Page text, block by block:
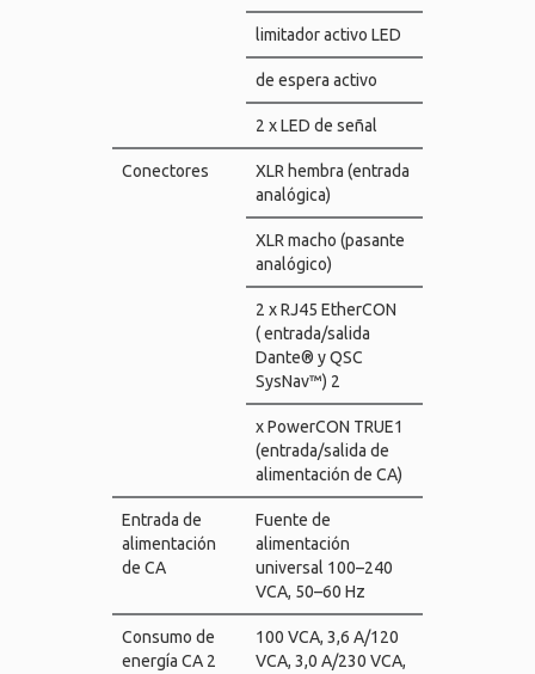
limitador activo LED
de espera activo
2 x LED de señal
Conectores
XLR hembra (entrada
analógica)
XLR macho (pasante
analógico)
2 x RJ45 EtherCON
( entrada/salida
Dante® y QSC
SysNav™) 2
x PowerCON TRUE1
(entrada/salida de
alimentación de CA)
Entrada de
alimentación
de CA
Fuente de
alimentación
universal 100–240
VCA, 50–60 Hz
Consumo de
energía CA 2
100 VCA, 3,6 A/120
VCA, 3,0 A/230 VCA,